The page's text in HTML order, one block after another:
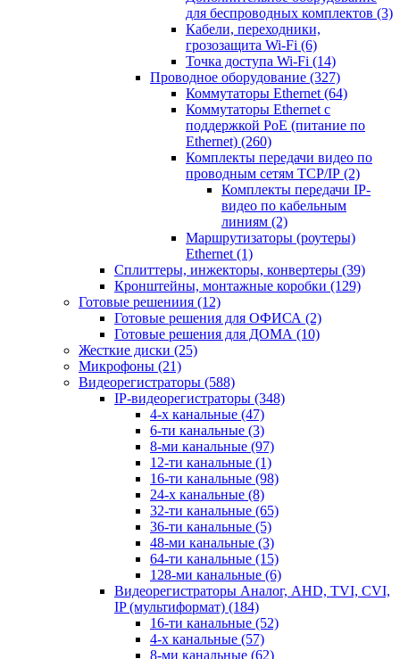
для беспроводных комплектов (3)
Кабели, переходники,
грозозащита Wi-Fi (6)
Точка доступа Wi-Fi (14)
Проводное оборудование (327)
Коммутаторы Ethernet (64)
Коммутаторы Ethernet с
поддержкой PoE (питание по
Ethernet) (260)
Комплекты передачи видео по
проводным сетям TCP/IP (2)
Комплекты передачи IP-
видео по кабельным
линиям (2)
Маршрутизаторы (роутеры)
Ethernet (1)
Сплиттеры, инжекторы, конвертеры (39)
Кронштейны, монтажные коробки (129)
Готовые решениия (12)
Готовые решения для ОФИСА (2)
Готовые решения для ДОМА (10)
Жесткие диски (25)
Микрофоны (21)
Видеорегистраторы (588)
IP-видеорегистраторы (348)
4-х канальные (47)
6-ти канальные (3)
8-ми канальные (97)
12-ти канальные (1)
16-ти канальные (98)
24-х канальные (8)
32-ти канальные (65)
36-ти канальные (5)
48-ми канальные (3)
64-ти канальные (15)
128-ми канальные (6)
Видеорегистраторы Аналог, AHD, TVI, CVI,
IP (мультиформат) (184)
16-ти канальные (52)
4-х канальные (57)
8-ми канальные (62)